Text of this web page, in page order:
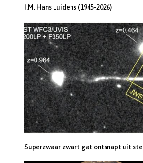
I.M. Hans Luidens (1945-2026)
Superzwaar zwart gat ontsnapt uit